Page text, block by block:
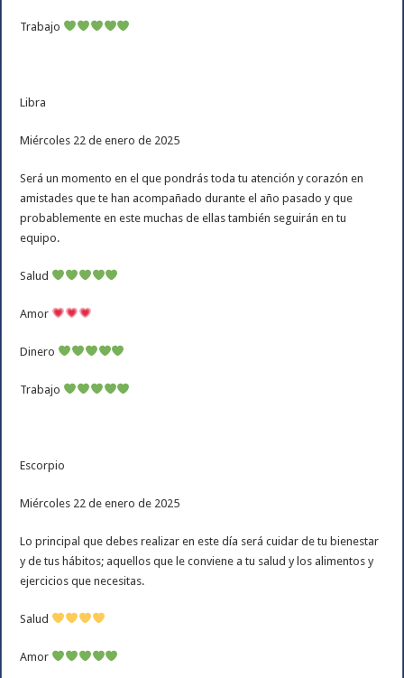
Trabajo
Libra
Miércoles 22 de enero de 2025
Será un momento en el que pondrás toda tu atención y corazón en
amistades que te han acompañado durante el año pasado y que
probablemente en este muchas de ellas también seguirán en tu
equipo.
Salud
Amor
Dinero
Trabajo
Escorpio
Miércoles 22 de enero de 2025
Lo principal que debes realizar en este día será cuidar de tu bienestar
y de tus hábitos; aquellos que le conviene a tu salud y los alimentos y
ejercicios que necesitas.
Salud
Amor